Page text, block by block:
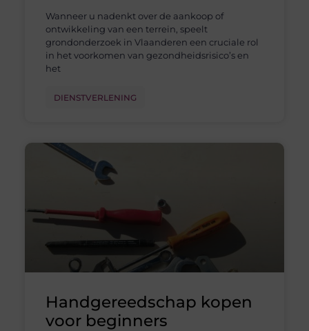
Wanneer u nadenkt over de aankoop of
ontwikkeling van een terrein, speelt
grondonderzoek in Vlaanderen een cruciale rol
in het voorkomen van gezondheidsrisico’s en
het
DIENSTVERLENING
Handgereedschap kopen
voor beginners